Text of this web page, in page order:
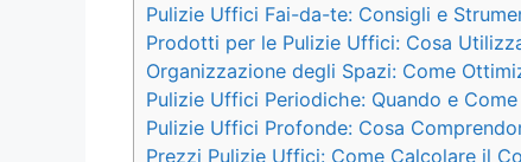
Pulizie Uffici Fai-da-te: Consigli e
Prodotti per le Pulizie Uffici: Cosa
Organizzazione degli Spazi: Come
Pulizie Uffici Periodiche: Quando e
Pulizie Uffici Profonde: Cosa
Prezzi Pulizie Uffici: Come Calcolare il